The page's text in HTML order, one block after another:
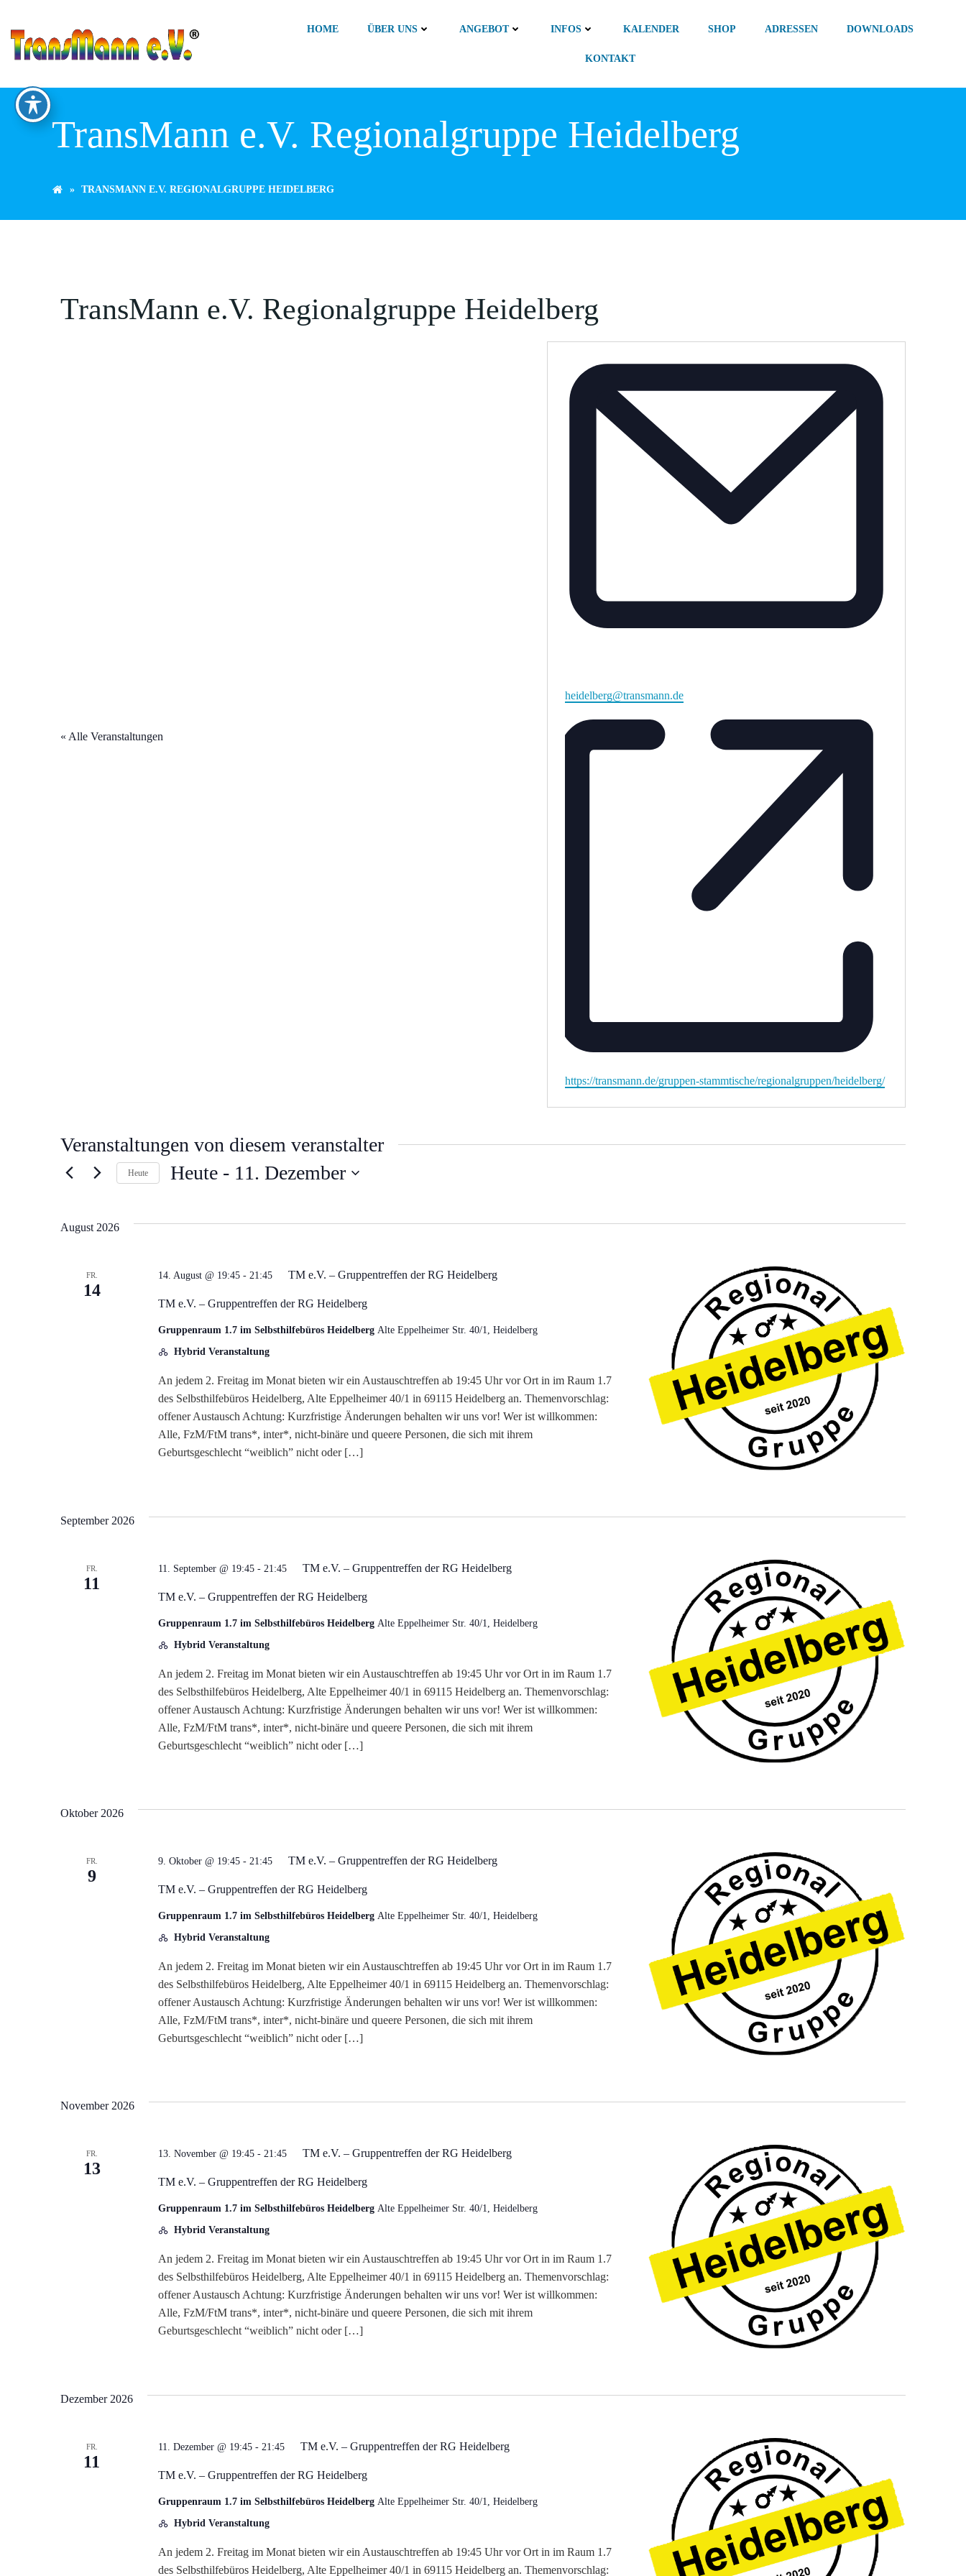
springen
HOME ÜBER UNS ANGEBOT INFOS KALENDER SHOP ADRESSEN DOWNLOADS
KONTAKT
TransMann e.V. Regionalgruppe Heidelberg
TRANSMANN E.V. REGIONALGRUPPE HEIDELBERG
TransMann e.V. Regionalgruppe Heidelberg
« Alle Veranstaltungen
Email
heidelberg@transmann.de
Webseite
https://transmann.de/gruppen-stammtische/regionalgruppen/heidelberg/
Veranstaltungen von diesem veranstalter
Heute Heute - 11. Dezember
August 2026
FR.
14
TM e.V. – Gruppentreffen der RG Heidelberg
14. August @ 19:45- 21:45 TM e.V. – Gruppentreffen der RG Heidelberg
Gruppenraum 1.7 im Selbsthilfebüros Heidelberg Alte Eppelheimer Str. 40/1, Heidelberg
Hybrid Veranstaltung
An jedem 2. Freitag im Monat bieten wir ein Austauschtreffen ab 19:45 Uhr vor Ort in im Raum 1.7
des Selbsthilfebüros Heidelberg, Alte Eppelheimer 40/1 in 69115 Heidelberg an. Themenvorschlag:
offener Austausch Achtung: Kurzfristige Änderungen behalten wir uns vor! Wer ist willkommen:
Alle, FzM/FtM trans*, inter*, nicht-binäre und queere Personen, die sich mit ihrem
Geburtsgeschlecht “weiblich” nicht oder […]
September 2026
FR.
11
TM e.V. – Gruppentreffen der RG Heidelberg
11. September @ 19:45- 21:45 TM e.V. – Gruppentreffen der RG Heidelberg
Gruppenraum 1.7 im Selbsthilfebüros Heidelberg Alte Eppelheimer Str. 40/1, Heidelberg
Hybrid Veranstaltung
An jedem 2. Freitag im Monat bieten wir ein Austauschtreffen ab 19:45 Uhr vor Ort in im Raum 1.7
des Selbsthilfebüros Heidelberg, Alte Eppelheimer 40/1 in 69115 Heidelberg an. Themenvorschlag:
offener Austausch Achtung: Kurzfristige Änderungen behalten wir uns vor! Wer ist willkommen:
Alle, FzM/FtM trans*, inter*, nicht-binäre und queere Personen, die sich mit ihrem
Geburtsgeschlecht “weiblich” nicht oder […]
Oktober 2026
FR.
9
TM e.V. – Gruppentreffen der RG Heidelberg
9. Oktober @ 19:45- 21:45 TM e.V. – Gruppentreffen der RG Heidelberg
Gruppenraum 1.7 im Selbsthilfebüros Heidelberg Alte Eppelheimer Str. 40/1, Heidelberg
Hybrid Veranstaltung
An jedem 2. Freitag im Monat bieten wir ein Austauschtreffen ab 19:45 Uhr vor Ort in im Raum 1.7
des Selbsthilfebüros Heidelberg, Alte Eppelheimer 40/1 in 69115 Heidelberg an. Themenvorschlag:
offener Austausch Achtung: Kurzfristige Änderungen behalten wir uns vor! Wer ist willkommen:
Alle, FzM/FtM trans*, inter*, nicht-binäre und queere Personen, die sich mit ihrem
Geburtsgeschlecht “weiblich” nicht oder […]
November 2026
FR.
13
TM e.V. – Gruppentreffen der RG Heidelberg
13. November @ 19:45- 21:45 TM e.V. – Gruppentreffen der RG Heidelberg
Gruppenraum 1.7 im Selbsthilfebüros Heidelberg Alte Eppelheimer Str. 40/1, Heidelberg
Hybrid Veranstaltung
An jedem 2. Freitag im Monat bieten wir ein Austauschtreffen ab 19:45 Uhr vor Ort in im Raum 1.7
des Selbsthilfebüros Heidelberg, Alte Eppelheimer 40/1 in 69115 Heidelberg an. Themenvorschlag:
offener Austausch Achtung: Kurzfristige Änderungen behalten wir uns vor! Wer ist willkommen:
Alle, FzM/FtM trans*, inter*, nicht-binäre und queere Personen, die sich mit ihrem
Geburtsgeschlecht “weiblich” nicht oder […]
Dezember 2026
FR.
11
TM e.V. – Gruppentreffen der RG Heidelberg
11. Dezember @ 19:45- 21:45 TM e.V. – Gruppentreffen der RG Heidelberg
Gruppenraum 1.7 im Selbsthilfebüros Heidelberg Alte Eppelheimer Str. 40/1, Heidelberg
Hybrid Veranstaltung
An jedem 2. Freitag im Monat bieten wir ein Austauschtreffen ab 19:45 Uhr vor Ort in im Raum 1.7
des Selbsthilfebüros Heidelberg, Alte Eppelheimer 40/1 in 69115 Heidelberg an. Themenvorschlag: